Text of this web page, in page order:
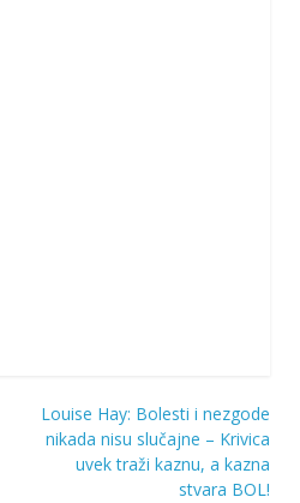
Louise Hay: Bolesti i nezgode
nikada nisu slučajne – Krivica
uvek traži kaznu, a kazna
stvara BOL!